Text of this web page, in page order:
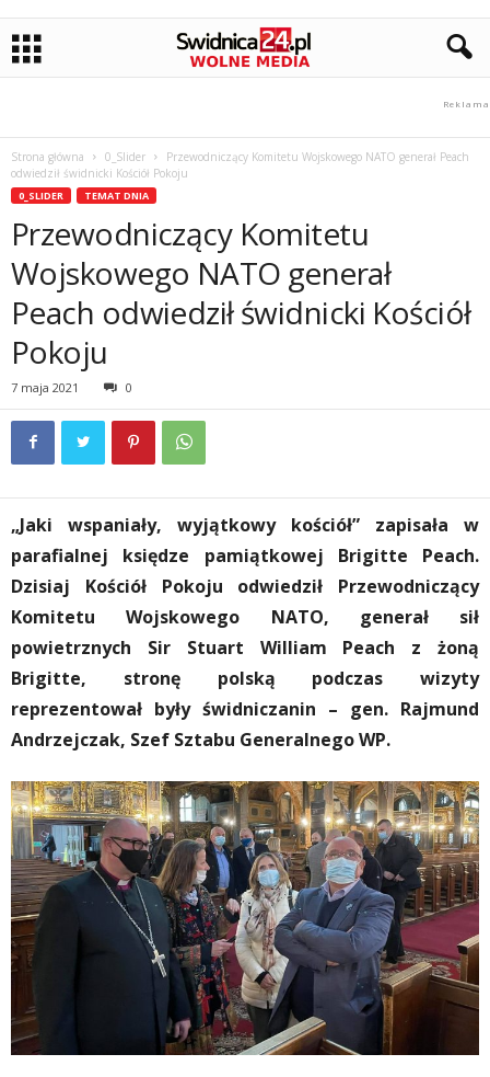
Strona główna 0_Slider
Przewodniczący Komitetu Wojskowego NATO generał Peach
odwiedził świdnicki Kościół Pokoju
0_SLIDER TEMAT DNIA
Przewodniczący Komitetu
Wojskowego NATO generał
Peach odwiedził świdnicki Kościół
Pokoju
7 maja 2021 0
„Jaki wspaniały, wyjątkowy kościół” zapisała w
parafialnej księdze pamiątkowej Brigitte Peach.
Dzisiaj Kościół Pokoju odwiedził Przewodniczący
Komitetu Wojskowego NATO, generał sił
powietrznych Sir Stuart William Peach z żoną
Brigitte, stronę polską podczas wizyty
reprezentował były świdniczanin – gen. Rajmund
Andrzejczak, Szef Sztabu Generalnego WP.